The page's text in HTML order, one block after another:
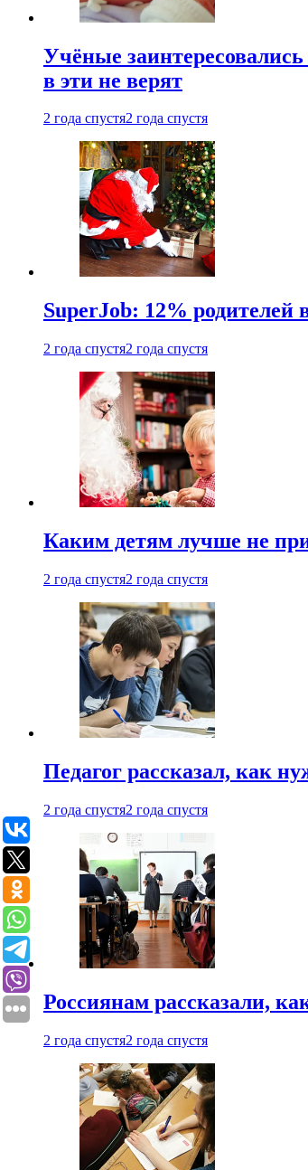
Учёные
в эти не верят
2 года спустя2 года спустя
SuperJob: 12% родителей
2 года спустя2 года спустя
Каким детям лучше не
2 года спустя2 года спустя
Педагог рассказал, как
2 года спустя2 года спустя
Россиянам рассказали,
2 года спустя2 года спустя